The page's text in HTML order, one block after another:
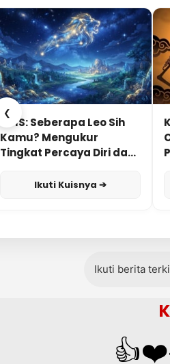
❮
KUIS: Seberapa Leo Sih
Kamu? Mengukur
Tingkat Percaya Diri dan
Ikuti Kuisnya ➔
Ikuti berita
👍❤️